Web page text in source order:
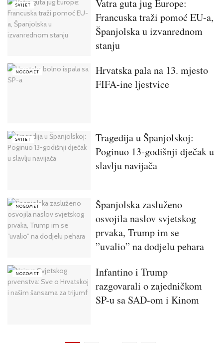
SVIJET
Vatra guta jug Europe:
Francuska traži pomoć EU-a,
Španjolska u izvanrednom
stanju
NOGOMET
Hrvatska pala na 13. mjesto
FIFA-ine ljestvice
SVIJET
Tragedija u Španjolskoj:
Poginuo 13-godišnji dječak u
slavlju navijača
NOGOMET
Španjolska zasluženo
osvojila naslov svjetskog
prvaka, Trump im se
”uvalio” na dodjelu pehara
NOGOMET
Infantino i Trump
razgovarali o zajedničkom
SP-u sa SAD-om i Kinom